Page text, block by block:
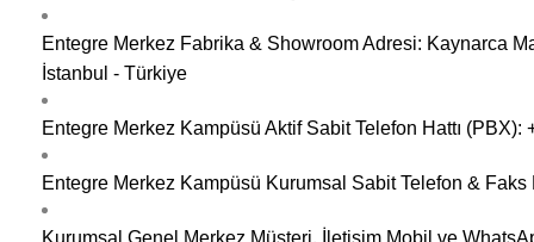
Entegre Merkez Fabrika & Showroom Adresi: Kaynarca
İstanbul - Türkiye
Entegre Merkez Kampüsü Aktif Sabit Telefon Hattı
Entegre Merkez Kampüsü Kurumsal Sabit Telefon & Faks
Kurumsal Genel Merkez Müşteri, İletişim Mobil ve